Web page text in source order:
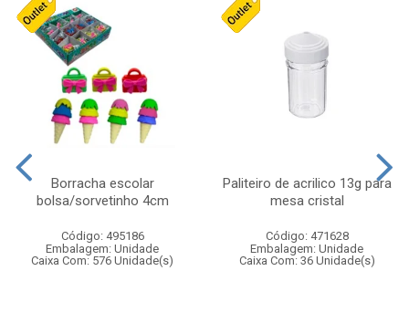
Borracha escolar
bolsa/sorvetinho 4cm
Código: 495186
Embalagem: Unidade
Caixa Com: 576 Unidade(s)
Paliteiro de acrilico 13g para
mesa cristal
Código: 471628
Embalagem: Unidade
Caixa Com: 36 Unidade(s)